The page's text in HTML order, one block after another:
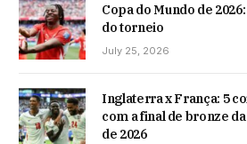
Copa do Mundo de
do torneio
July 25, 2026
Inglaterra x França: 5
com a final de bronze
de 2026